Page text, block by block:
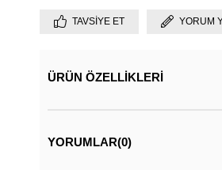
TAVSIYE ET YORUM
ÜRÜN ÖZELLIKLERI
YORUMLAR(0)